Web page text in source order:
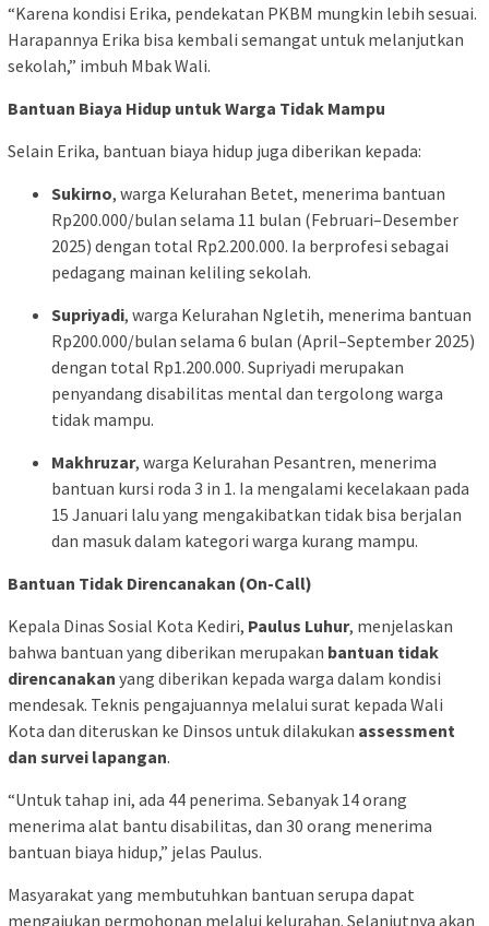
“Karena kondisi Erika, pendekatan PKBM mungkin lebih sesuai.
Harapannya Erika bisa kembali semangat untuk melanjutkan
sekolah,” imbuh Mbak Wali.
Bantuan Biaya Hidup untuk Warga Tidak Mampu
Selain Erika, bantuan biaya hidup juga diberikan kepada:
Sukirno, warga Kelurahan Betet, menerima bantuan
Rp200.000/bulan selama 11 bulan (Februari–Desember
2025) dengan total Rp2.200.000. Ia berprofesi sebagai
pedagang mainan keliling sekolah.
Supriyadi, warga Kelurahan Ngletih, menerima bantuan
Rp200.000/bulan selama 6 bulan (April–September 2025)
dengan total Rp1.200.000. Supriyadi merupakan
penyandang disabilitas mental dan tergolong warga
tidak mampu.
Makhruzar, warga Kelurahan Pesantren, menerima
bantuan kursi roda 3 in 1. Ia mengalami kecelakaan pada
15 Januari lalu yang mengakibatkan tidak bisa berjalan
dan masuk dalam kategori warga kurang mampu.
Bantuan Tidak Direncanakan (On-Call)
Kepala Dinas Sosial Kota Kediri, Paulus Luhur, menjelaskan
bahwa bantuan yang diberikan merupakan bantuan tidak
direncanakan yang diberikan kepada warga dalam kondisi
mendesak. Teknis pengajuannya melalui surat kepada Wali
Kota dan diteruskan ke Dinsos untuk dilakukan assessment
dan survei lapangan.
“Untuk tahap ini, ada 44 penerima. Sebanyak 14 orang
menerima alat bantu disabilitas, dan 30 orang menerima
bantuan biaya hidup,” jelas Paulus.
Masyarakat yang membutuhkan bantuan serupa dapat
mengajukan permohonan melalui kelurahan. Selanjutnya akan